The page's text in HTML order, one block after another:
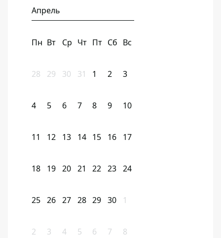
Апрель
Пн Вт Ср Чт Пт Сб Вс
28 29 30 31 1 2 3
4 5 6 7 8 9 10
11 12 13 14 15 16 17
18 19 20 21 22 23 24
25 26 27 28 29 30 1
2 3 4 5 6 7 8